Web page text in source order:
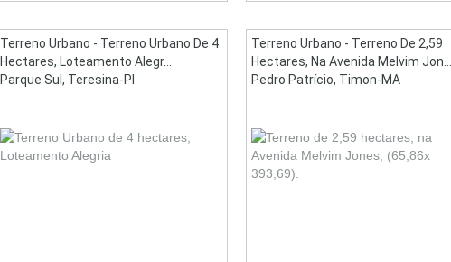
Terreno Urbano - Terreno Urbano De 4
Hectares, Loteamento Alegr...
Parque Sul, Teresina-PI
Terreno Urbano - Terreno De 2,59
Hectares, Na Avenida Melvim Jon...
Pedro Patrício, Timon-MA